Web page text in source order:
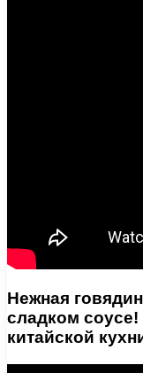
Нежная
сладком
китайской